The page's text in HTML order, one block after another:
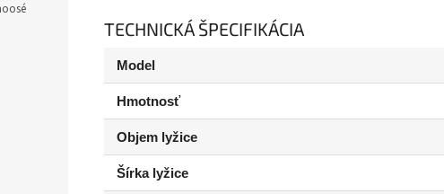
TECHNICKÁ ŠPECIFIKÁCIA
Model
Hmotnosť
Objem lyžice
Šírka lyžice